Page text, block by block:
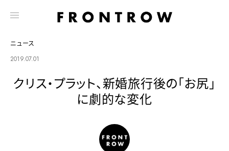
ニュース
2019.07.01
クリス・プラット、新婚旅行後の「お尻」
に劇的な変化